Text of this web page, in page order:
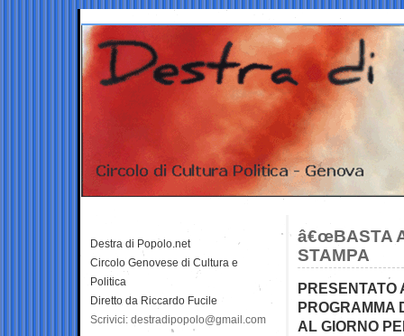
â€œBASTA
STAMPA
PRESENTATO
PROGRAMMA
AL GIORNO
Destra di Popolo.net
Circolo Genovese di Cultura e
Politica
Diretto da Riccardo Fucile
Scrivici: destradipopolo@gmail.com